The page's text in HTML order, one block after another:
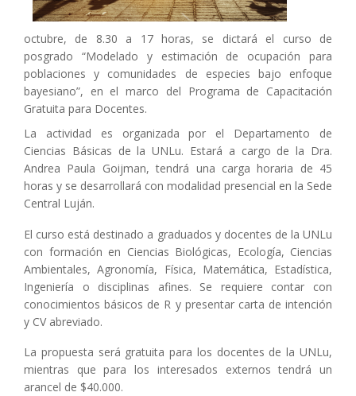
octubre, de 8.30 a 17 horas, se dictará el curso de
posgrado “Modelado y estimación de ocupación para
poblaciones y comunidades de especies bajo enfoque
bayesiano”, en el marco del Programa de Capacitación
Gratuita para Docentes.
La actividad es organizada por el Departamento de
Ciencias Básicas de la UNLu. Estará a cargo de la Dra.
Andrea Paula Goijman, tendrá una carga horaria de 45
horas y se desarrollará con modalidad presencial en la Sede
Central Luján.
El curso está destinado a graduados y docentes de la UNLu
con formación en Ciencias Biológicas, Ecología, Ciencias
Ambientales, Agronomía, Física, Matemática, Estadística,
Ingeniería o disciplinas afines. Se requiere contar con
conocimientos básicos de R y presentar carta de intención
y CV abreviado.
La propuesta será gratuita para los docentes de la UNLu,
mientras que para los interesados externos tendrá un
arancel de $40.000.